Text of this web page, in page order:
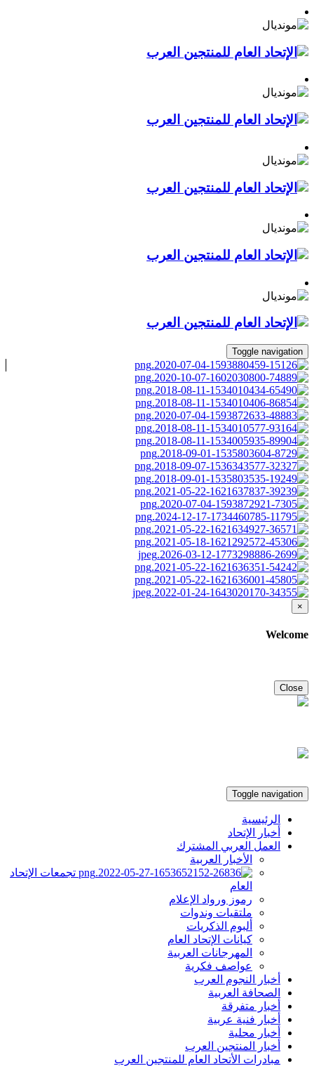
Toggle navigation
×
Welcome
Close
Toggle navigation
الرئيسية
أخبار الإتحاد
العمل العربي المشترك
الأخبار العربية
تجمعات الإتحاد
العام
رموز ورواد الإعلام
ملتقيات وندوات
ألبوم الذكريات
كيانات الإتحاد العام
المهرجانات العربية
عواصف فكرية
أخبار النجوم العرب
الصحافة العربية
أخبار متفرقة
أخبار فنية عربية
أخبار محلية
أخبار المنتجين العرب
مبادرات الأتحاد العام للمنتجين العرب